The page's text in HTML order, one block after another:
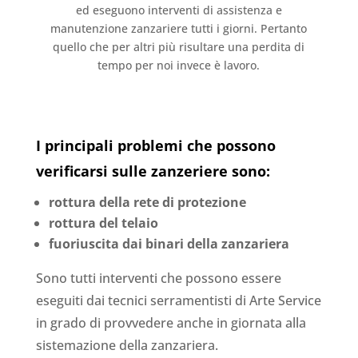
ed eseguono interventi di assistenza e
manutenzione zanzariere tutti i giorni. Pertanto
quello che per altri più risultare una perdita di
tempo per noi invece è lavoro.
I principali problemi che possono
verificarsi sulle zanzeriere sono:
rottura della rete di protezione
rottura del telaio
fuoriuscita dai binari della zanzariera
Sono tutti interventi che possono essere
eseguiti dai tecnici serramentisti di Arte Service
in grado di provvedere anche in giornata alla
sistemazione della zanzariera.